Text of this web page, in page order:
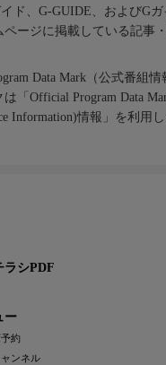
ド、G-GUIDE、およびG
ページに掲載している記事
Data Mark（公式番組情
は「Official Program Data
Information)情報」を利用
ラシPDF
ー
約
ンネル